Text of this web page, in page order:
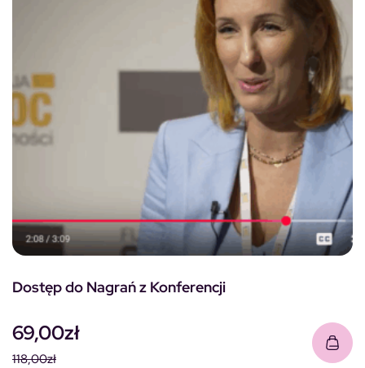
Dostęp do Nagrań z Konferencji
118,00zł
69,00zł